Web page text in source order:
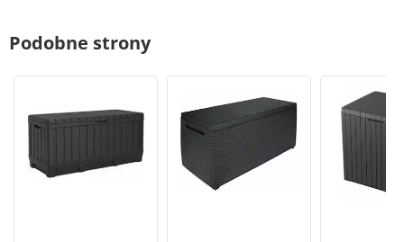
Podobne strony